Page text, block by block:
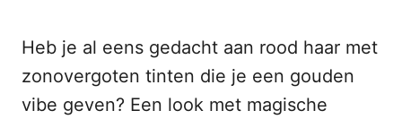
Heb je al eens gedacht aan rood haar met
zonovergoten tinten die je een gouden
vibe geven? Een look met magische